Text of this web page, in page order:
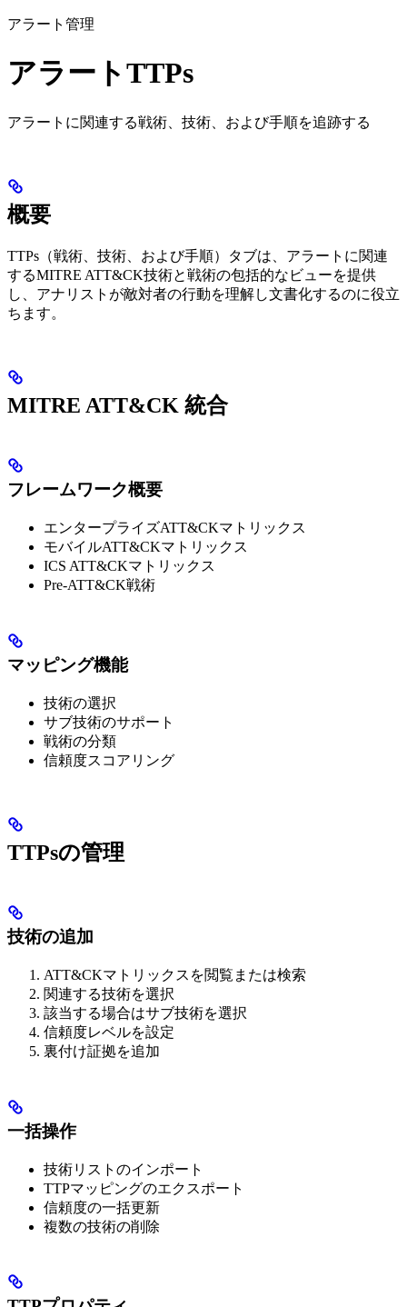
アラート管理
アラートTTPs
アラートに関連する戦術、技術、および手順を追跡する
概要
TTPs（戦術、技術、および手順）タブは、アラートに関連
するMITRE ATT&CK技術と戦術の包括的なビューを提供
し、アナリストが敵対者の行動を理解し文書化するのに役立
ちます。
MITRE ATT&CK 統合
フレームワーク概要
エンタープライズATT&CKマトリックス
モバイルATT&CKマトリックス
ICS ATT&CKマトリックス
Pre-ATT&CK戦術
マッピング機能
技術の選択
サブ技術のサポート
戦術の分類
信頼度スコアリング
TTPsの管理
技術の追加
ATT&CKマトリックスを閲覧または検索
関連する技術を選択
該当する場合はサブ技術を選択
信頼度レベルを設定
裏付け証拠を追加
一括操作
技術リストのインポート
TTPマッピングのエクスポート
信頼度の一括更新
複数の技術の削除